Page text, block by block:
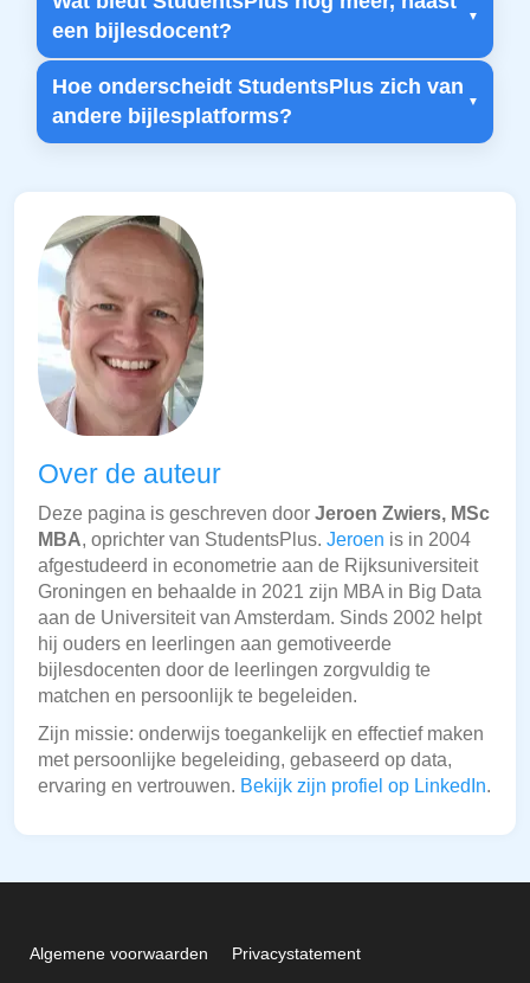
een bijlesdocent?
Hoe onderscheidt StudentsPlus zich van
andere bijlesplatforms?
Over de auteur
Deze pagina is geschreven door Jeroen Zwiers, MSc
MBA, oprichter van StudentsPlus. Jeroen is in 2004
afgestudeerd in econometrie aan de Rijksuniversiteit
Groningen en behaalde in 2021 zijn MBA in Big Data
aan de Universiteit van Amsterdam. Sinds 2002 helpt
hij ouders en leerlingen aan gemotiveerde
bijlesdocenten door de leerlingen zorgvuldig te
matchen en persoonlijk te begeleiden.
Zijn missie: onderwijs toegankelijk en effectief maken
met persoonlijke begeleiding, gebaseerd op data,
ervaring en vertrouwen. Bekijk zijn profiel op LinkedIn.
Algemene voorwaarden Privacystatement